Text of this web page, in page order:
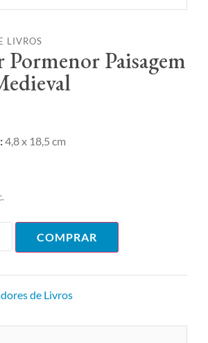
LIVROS
Paisagem
4,8 x 18,5 cm
COMPRAR
de Livros